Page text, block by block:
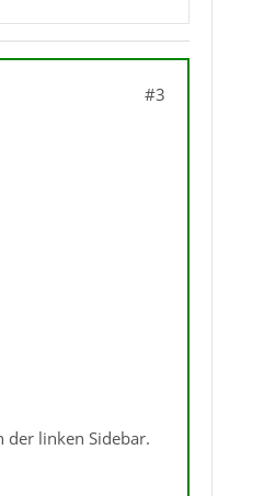
#3
der linken Sidebar.